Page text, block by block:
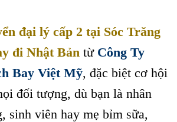
đại lý cấp 2 tại Sóc Trăng
đi Nhật Bản từ Công Ty
Bay Việt Mỹ, đặc biệt cơ hội
đối tượng, dù bạn là nhân
sinh viên hay mẹ bỉm sữa,